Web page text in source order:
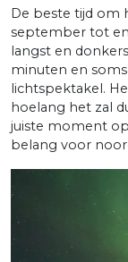
De beste tijd om
september tot
langst en
minuten en
lichtspektakel.
hoelang het zal
juiste moment op
belang voor